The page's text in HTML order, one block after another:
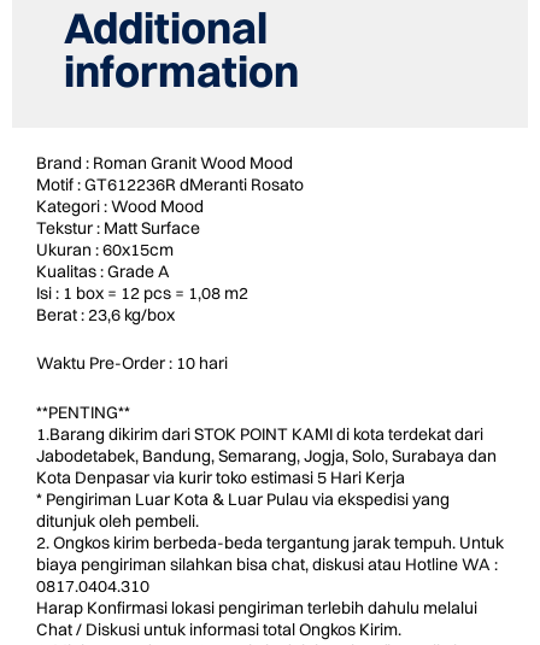
Additional
information
Brand : Roman Granit Wood Mood
Motif : GT612236R dMeranti Rosato
Kategori : Wood Mood
Tekstur : Matt Surface
Ukuran : 60x15cm
Kualitas : Grade A
Isi : 1 box = 12 pcs = 1,08 m2
Berat : 23,6 kg/box
Waktu Pre-Order : 10 hari
**PENTING**
1.Barang dikirim dari STOK POINT KAMI di kota terdekat dari
Jabodetabek, Bandung, Semarang, Jogja, Solo, Surabaya dan
Kota Denpasar via kurir toko estimasi 5 Hari Kerja
* Pengiriman Luar Kota & Luar Pulau via ekspedisi yang
ditunjuk oleh pembeli.
2. Ongkos kirim berbeda-beda tergantung jarak tempuh. Untuk
biaya pengiriman silahkan bisa chat, diskusi atau Hotline WA :
0817.0404.310
Harap Konfirmasi lokasi pengiriman terlebih dahulu melalui
Chat / Diskusi untuk informasi total Ongkos Kirim.